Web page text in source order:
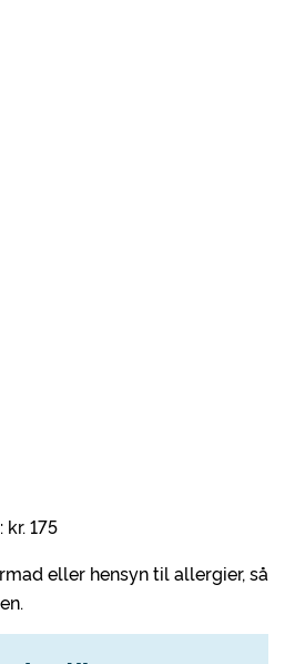
175
eller hensyn til allergier, så